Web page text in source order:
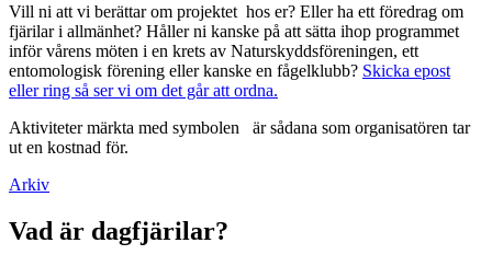
Vill ni att vi berättar om projektet hos er? Eller ha ett föredrag om
fjärilar i allmänhet? Håller ni kanske på att sätta ihop programmet
inför vårens möten i en krets av Naturskyddsföreningen, ett
entomologisk förening eller kanske en fågelklubb? Skicka epost
eller ring så ser vi om det går att ordna.
Aktiviteter märkta med symbolen
är sådana som organisatören tar
ut en kostnad för.
Arkiv
Vad är dagfjärilar?